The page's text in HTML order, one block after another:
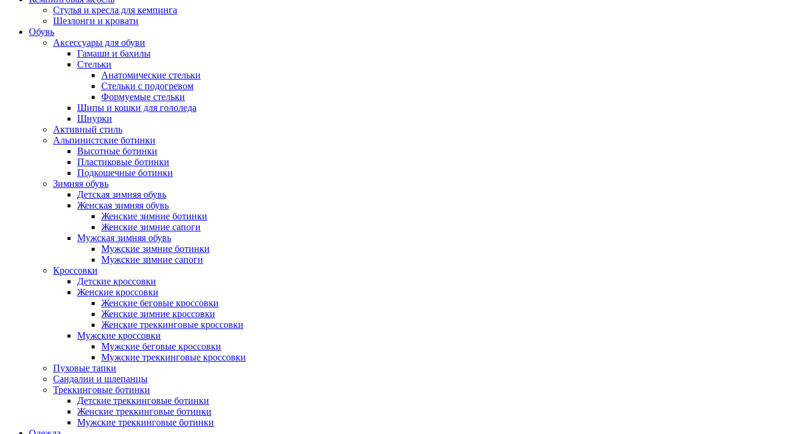
Стулья и кресла для кемпинга
Шезлонги и кровати
Обувь
Аксессуары для обуви
Гамаши и бахилы
Стельки
Анатомические стельки
Стельки с подогревом
Формуемые стельки
Шипы и кошки для гололеда
Шнурки
Активный стиль
Альпинистские ботинки
Высотные ботинки
Пластиковые ботинки
Подкошечные ботинки
Зимняя обувь
Детская зимняя обувь
Женская зимняя обувь
Женские зимние ботинки
Женские зимние сапоги
Мужская зимняя обувь
Мужские зимние ботинки
Мужские зимние сапоги
Кроссовки
Детские кроссовки
Женские кроссовки
Женские беговые кроссовки
Женские зимние кроссовки
Женские треккинговые кроссовки
Мужские кроссовки
Мужские беговые кроссовки
Мужские треккинговые кроссовки
Пуховые тапки
Сандалии и шлепанцы
Треккинговые ботинки
Детские треккинговые ботинки
Женские треккинговые ботинки
Мужские треккинговые ботинки